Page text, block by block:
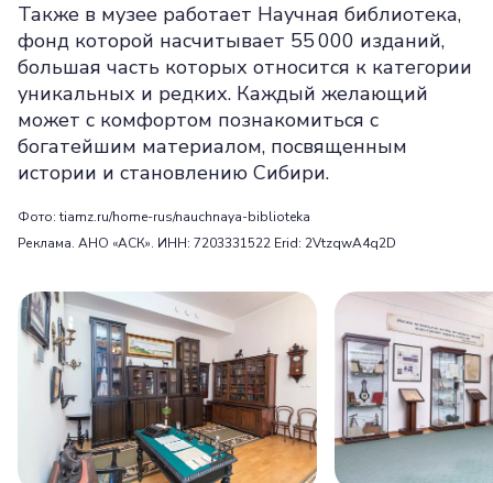
Также в музее работает Научная библиотека,
фонд которой насчитывает 55 000 изданий,
большая часть которых относится к категории
уникальных и редких. Каждый желающий
может с комфортом познакомиться с
богатейшим материалом, посвященным
истории и становлению Сибири.
Фото: tiamz.ru/home-rus/nauchnaya-biblioteka
Реклама. АНО «АСК». ИНН: 7203331522 Erid: 2VtzqwA4q2D